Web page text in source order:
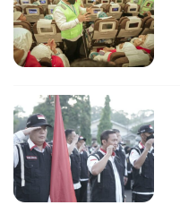
Copyright
©
2026
serikatnews.com
Allright